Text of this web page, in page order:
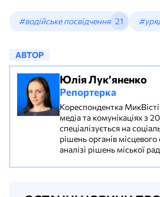
#водійське посвідчення 21
АВТОР
Юлія Лук’яненко
Репортерка
Кореспондентка
медіа та комунікаціях з
спеціалізується на
рішень органів
аналізі рішень міської